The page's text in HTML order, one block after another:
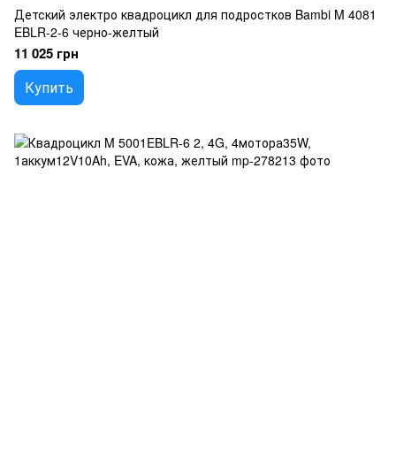
Детский электро квадроцикл для подростков Bambi M 4081
EBLR-2-6 черно-желтый
11 025 грн
Купить